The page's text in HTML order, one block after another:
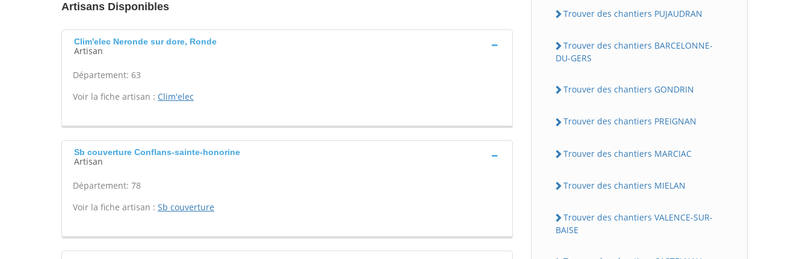
Artisans Disponibles
Clim'elec Neronde sur dore, Ronde
Artisan
Département: 63
Voir la fiche artisan : Clim'elec
Sb couverture Conflans-sainte-honorine
Artisan
Département: 78
Voir la fiche artisan : Sb couverture
Trouver des chantiers PUJAUDRAN
Trouver des chantiers BARCELONNE-
DU-GERS
Trouver des chantiers GONDRIN
Trouver des chantiers PREIGNAN
Trouver des chantiers MARCIAC
Trouver des chantiers MIELAN
Trouver des chantiers VALENCE-SUR-
BAISE